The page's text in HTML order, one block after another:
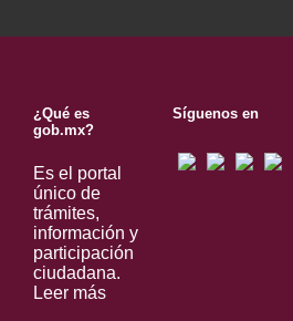
¿Qué es
gob.mx?
Es el portal
único de
trámites,
información y
participación
ciudadana.
Leer más
Síguenos en